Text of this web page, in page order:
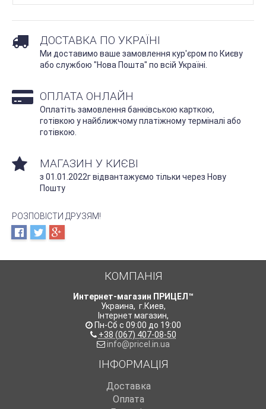
ДОСТАВКА ПО УКРАЇНІ
Ми доставимо ваше замовлення кур'єром по Києву
або службою "Нова Пошта" по всій Україні.
ОПЛАТА ОНЛАЙН
Оплатіть замовлення банківською карткою,
готівкою у найближчому платіжному терміналі або
готівкою.
МАГАЗИН У КИЄВІ
з 01.01.2022г відвантажуємо тільки через Нову
Пошту
РОЗПОВІСТИ ДРУЗЯМ!
КОМПАНІЯ
Интернет-магазин ПРИЦЕЛ™
Украина, г.Киев,
Інтернет магазин,
Пн-Сб с 09:00 до 19:00
+38 (067) 407-08-50
info@pricel.in.ua
ІНФОРМАЦІЯ
Доставка
Оплата